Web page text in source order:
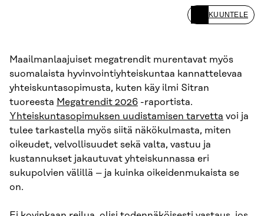
KUUNTELE
Maailmanlaajuiset megatrendit murentavat myös
suomalaista hyvinvointiyhteiskuntaa kannattelevaa
yhteiskuntasopimusta, kuten käy ilmi Sitran
tuoreesta Megatrendit 2026 -raportista.
Yhteiskuntasopimuksen uudistamisen tarvetta voi ja
tulee tarkastella myös siitä näkökulmasta, miten
oikeudet, velvollisuudet sekä valta, vastuu ja
kustannukset jakautuvat yhteiskunnassa eri
sukupolvien välillä – ja kuinka oikeidenmukaista se
on.